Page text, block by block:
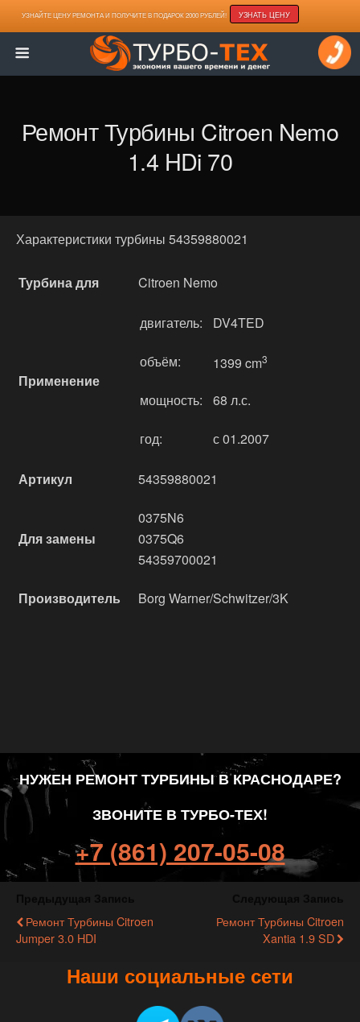
УЗНАЙТЕ ЦЕНУ РЕМОНТА И ПОЛУЧИТЕ В ПОДАРОК 2000 РУБЛЕЙ! УЗНАТЬ ЦЕНУ
Ремонт Турбины Citroen Nemo
1.4 HDi 70
Характеристики турбины 54359880021
Турбина для Citroen Nemo
Применение
двигатель: DV4TED
объём: 1399 cm3
мощность: 68 л.с.
год: с 01.2007
Артикул 54359880021
Для замены
0375N6
0375Q6
54359700021
Производитель Borg Warner/Schwitzer/3K
НУЖЕН РЕМОНТ ТУРБИНЫ В КРАСНОДАРЕ?
ЗВОНИТЕ В ТУРБО-ТЕХ!
+7 (861) 207-05-08
Ремонт Турбины Citroen
Jumper 3.0 HDI
Ремонт Турбины Citroen
Xantia 1.9 SD
Наши социальные сети